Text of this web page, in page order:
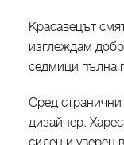
Красавецът
изглеждам
седмици пълна
Сред
дизайнер.